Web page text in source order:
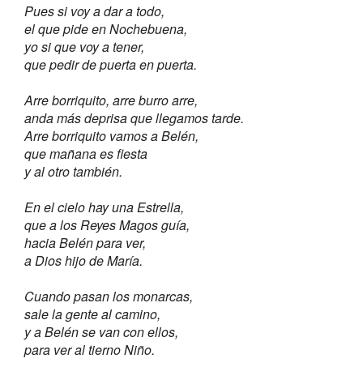
Pues si voy a dar a todo,
el que pide en Nochebuena,
yo si que voy a tener,
que pedir de puerta en puerta.
Arre borriquito, arre burro arre,
anda más deprisa que llegamos tarde.
Arre borriquito vamos a Belén,
que mañana es fiesta
y al otro también.
En el cielo hay una Estrella,
que a los Reyes Magos guía,
hacia Belén para ver,
a Dios hijo de María.
Cuando pasan los monarcas,
sale la gente al camino,
y a Belén se van con ellos,
para ver al tierno Niño.